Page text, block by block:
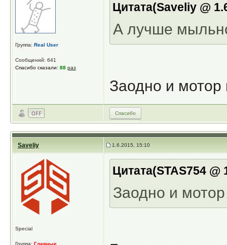
Группа: Real User
Сообщений: 641
Спасибо сказали: 88 раз
Цитата(Saveliy @
А лучше
Заодно и
Спасибо
Saveliy 1.6.2015, 15:10
Special
Группа: Главные
Цитата(STAS754
Заодно и